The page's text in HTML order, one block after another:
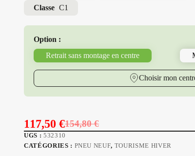
Classe C1
Option :
Retrait sans montage en centre
Choisir mon
154,80€
Le
prix
117,50€
Le
prix
UGS : 532310
CATÉGORIES : PNEU NEUF, TOURISME HIVER